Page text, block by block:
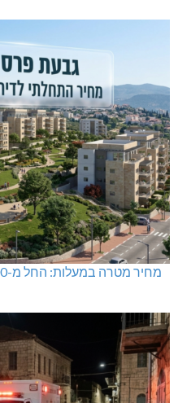
תאונת דרכים קטלנית בנהריה